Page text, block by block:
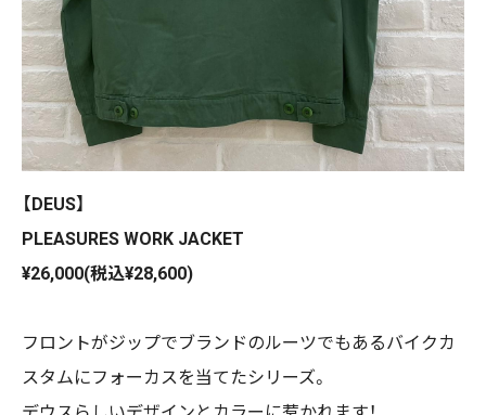
【DEUS】
PLEASURES WORK JACKET
¥26,000(税込¥28,600)
フロントがジップでブランドのルーツでもあるバイクカ
スタムにフォーカスを当てたシリーズ。